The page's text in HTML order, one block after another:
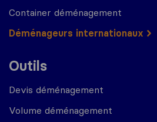
Container déménagement
Déménageurs internationaux
Outils
Devis déménagement
Volume déménagement